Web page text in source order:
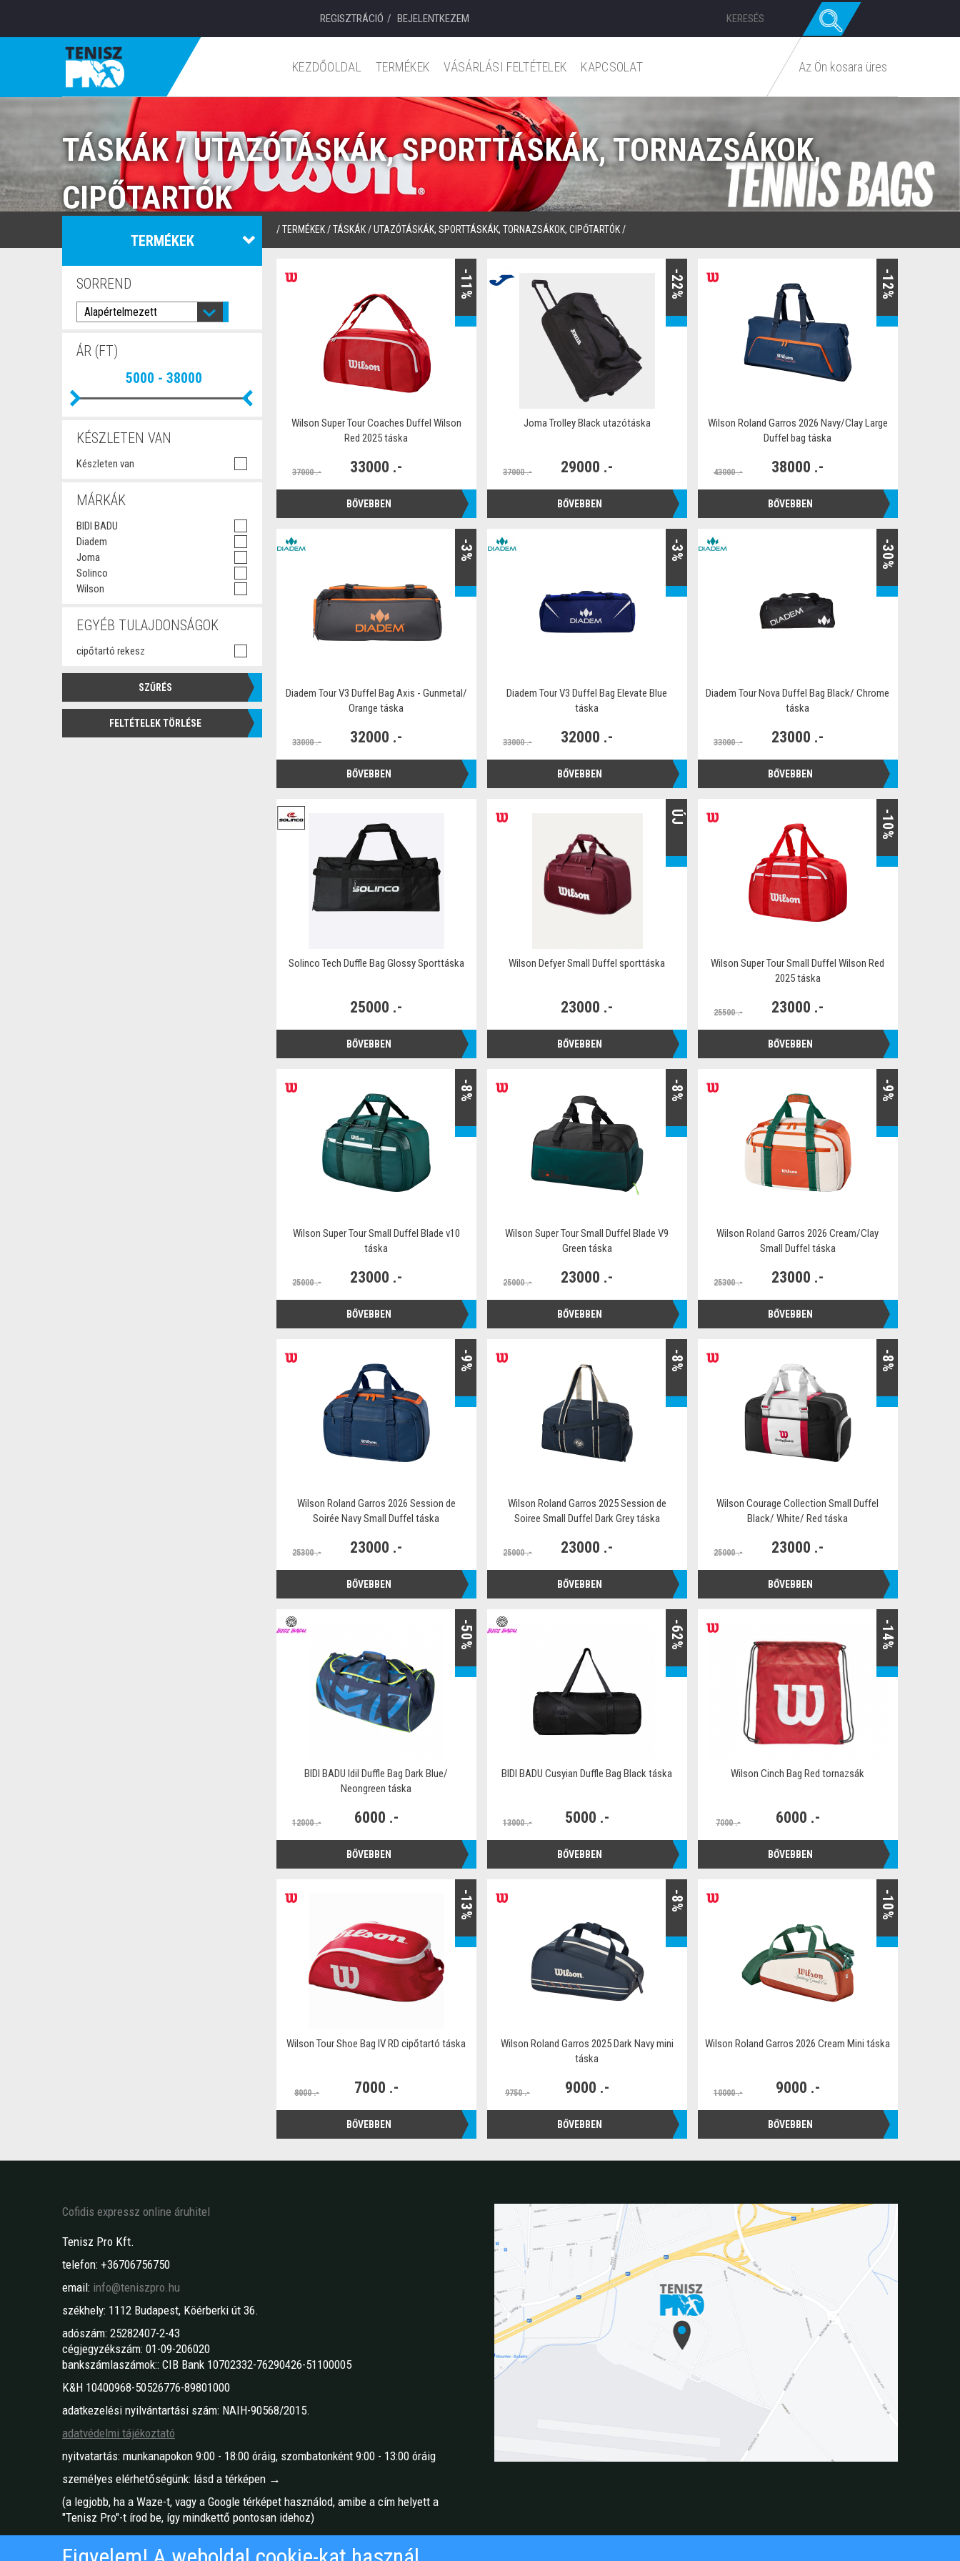
REGISZTRÁCIÓ BEJELENTKEZEM
KEZDŐOLDAL TERMÉKEK VÁSÁRLÁSI FELTÉTELEK KAPCSOLAT Az Ön kosara üres
TÁSKÁK / UTAZÓTÁSKÁK, SPORTTÁSKÁK, TORNAZSÁKOK,
CIPŐTARTÓK
/TERMÉKEK/TÁSKÁK/UTAZÓTÁSKÁK, SPORTTÁSKÁK, TORNAZSÁKOK, CIPŐTARTÓK/
TERMÉKEK
SORREND
ÁR (FT)
KÉSZLETEN VAN
Készleten van
MÁRKÁK
BIDI BADU
Diadem
Joma
Solinco
Wilson
EGYÉB TULAJDONSÁGOK
cipőtartó rekesz
SZŰRÉS
FELTÉTELEK TÖRLÉSE
-11%
Wilson Super Tour Coaches Duffel Wilson
Red 2025 táska
37000 .- 33000 .-
BŐVEBBEN
-22%
Joma Trolley Black utazótáska
37000 .- 29000 .-
BŐVEBBEN
-12%
Wilson Roland Garros 2026 Navy/Clay Large
Duffel bag táska
43000 .- 38000 .-
BŐVEBBEN
-3%
Diadem Tour V3 Duffel Bag Axis - Gunmetal/
Orange táska
33000 .- 32000 .-
BŐVEBBEN
-3%
Diadem Tour V3 Duffel Bag Elevate Blue
táska
33000 .- 32000 .-
BŐVEBBEN
-30%
Diadem Tour Nova Duffel Bag Black/ Chrome
táska
33000 .- 23000 .-
BŐVEBBEN
Solinco Tech Duffle Bag Glossy Sporttáska
25000 .-
BŐVEBBEN
ÚJ
Wilson Defyer Small Duffel sporttáska
23000 .-
BŐVEBBEN
-10%
Wilson Super Tour Small Duffel Wilson Red
2025 táska
25500 .- 23000 .-
BŐVEBBEN
-8%
Wilson Super Tour Small Duffel Blade v10
táska
25000 .- 23000 .-
BŐVEBBEN
-8%
Wilson Super Tour Small Duffel Blade V9
Green táska
25000 .- 23000 .-
BŐVEBBEN
-9%
Wilson Roland Garros 2026 Cream/Clay
Small Duffel táska
25300 .- 23000 .-
BŐVEBBEN
-9%
Wilson Roland Garros 2026 Session de
Soirée Navy Small Duffel táska
25300 .- 23000 .-
BŐVEBBEN
-8%
Wilson Roland Garros 2025 Session de
Soiree Small Duffel Dark Grey táska
25000 .- 23000 .-
BŐVEBBEN
-8%
Wilson Courage Collection Small Duffel
Black/ White/ Red táska
25000 .- 23000 .-
BŐVEBBEN
-50%
BIDI BADU Idil Duffle Bag Dark Blue/
Neongreen táska
12000 .- 6000 .-
BŐVEBBEN
-62%
BIDI BADU Cusyian Duffle Bag Black táska
13000 .- 5000 .-
BŐVEBBEN
-14%
Wilson Cinch Bag Red tornazsák
7000 .- 6000 .-
BŐVEBBEN
-13%
Wilson Tour Shoe Bag IV RD cipőtartó táska
8000 .- 7000 .-
BŐVEBBEN
-8%
Wilson Roland Garros 2025 Dark Navy mini
táska
9750 .- 9000 .-
BŐVEBBEN
-10%
Wilson Roland Garros 2026 Cream Mini táska
10000 .- 9000 .-
BŐVEBBEN
Cofidis expressz online áruhitel
Tenisz Pro Kft.
telefon: +36706756750
email: info@teniszpro.hu
székhely: 1112 Budapest, Köérberki út 36.
adószám: 25282407-2-43
cégjegyzékszám: 01-09-206020
bankszámlaszámok:: CIB Bank 10702332-76290426-51100005
K&H 10400968-50526776-89801000
adatkezelési nyilvántartási szám: NAIH-90568/2015.
adatvédelmi tájékoztató
nyitvatartás: munkanapokon 9:00 - 18:00 óráig, szombatonként 9:00 - 13:00 óráig
személyes elérhetőségünk: lásd a térképen →
(a legjobb, ha a Waze-t, vagy a Google térképet használod, amibe a cím helyett a
"Tenisz Pro"-t írod be, így mindkettő pontosan idehoz)